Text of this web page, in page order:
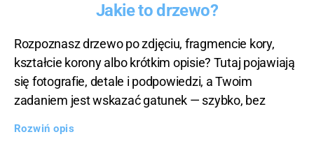
Jakie to drzewo?
Rozpoznasz drzewo po zdjęciu, fragmencie kory,
kształcie korony albo krótkim opisie? Tutaj pojawiają
się fotografie, detale i podpowiedzi, a Twoim
zadaniem jest wskazać gatunek — szybko, bez
którzy wierzą, że potrafią odróżnić lipę od klonu
Rozwiń opis